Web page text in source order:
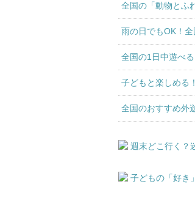
全国の「動物とふ
雨の日でもOK！
全国の1日中遊べ
子どもと楽しめる
全国のおすすめ外